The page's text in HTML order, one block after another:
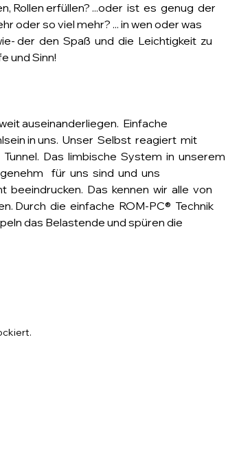
erfüllen? ...oder  ist  es  genug  der
oder so viel mehr? ... in wen oder was
den  Spaß  und  die  Leichtigkeit  zu
und Sinn!
auseinanderliegen.  Einfache
in uns.  Unser  Selbst  reagiert  mit
Tunnel.  Das  limbische  System  in  unserem
für  uns  sind  und  uns
beeindrucken.  Das  kennen  wir  alle  von
die  einfache  ROM-PC®  Technik
das Belastende und spüren die